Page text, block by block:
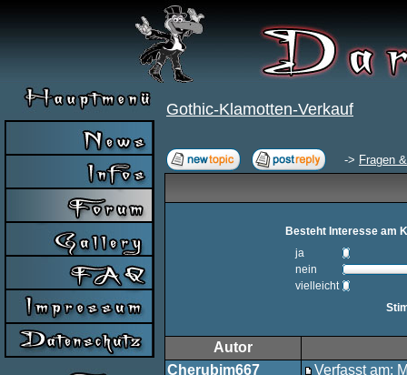
Gothic-Klamotten-Verkauf
-> Fragen
Besteht Interesse am
ja
nein
vielleicht
Autor
Cherubim667
Verfasst am: